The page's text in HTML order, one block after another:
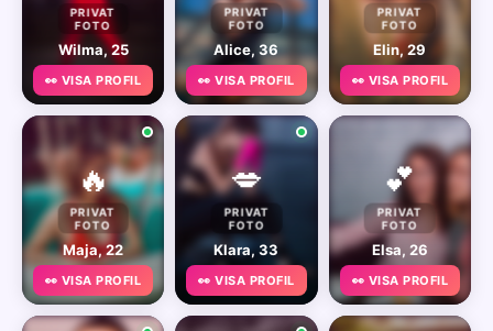
PRIVAT
FOTO
Wilma, 25
👀 VISA PROFIL
PRIVAT
FOTO
Alice, 36
👀 VISA PROFIL
PRIVAT
FOTO
Elin, 29
👀 VISA PROFIL
🔥
PRIVAT
FOTO
Maja, 22
👀 VISA PROFIL
💋
PRIVAT
FOTO
Klara, 33
👀 VISA PROFIL
💕
PRIVAT
FOTO
Elsa, 26
👀 VISA PROFIL